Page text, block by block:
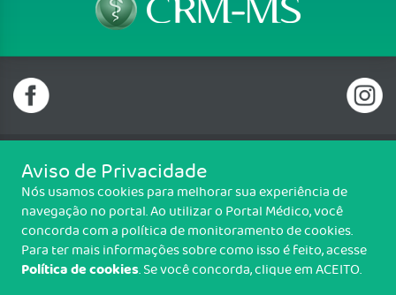
Telefone: (67) 3320 7700
Email: crmms@crmms.org.br
Rua Desembargador Leão Neto do Carmo, 305 Jd. Veraneio, Campo
Grande/MS - CEP: 79037-100
Copyright CRM-MS. Todos os direitos reservados.
Aviso de Privacidade
Nós usamos cookies para melhorar sua experiência de
navegação no portal. Ao utilizar o Portal Médico, você
concorda com a política de monitoramento de cookies.
Para ter mais informações sobre como isso é feito, acesse
Política de cookies. Se você concorda, clique em ACEITO.